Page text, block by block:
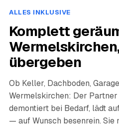
ALLES INKLUSIVE
Komplett
übergeben
Ob Keller, Dachboden,
Wermelskirchen: Der
demontiert bei Bedarf, lädt
— auf Wunsch besenrein. Sie